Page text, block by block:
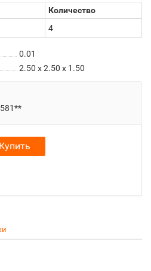
Количество
4
0.01
2.50 x 2.50 x 1.50
581**
Купить